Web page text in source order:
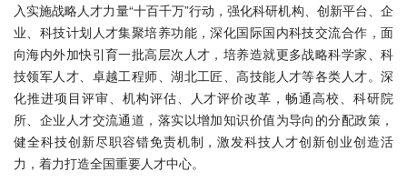
入实施战略人才力量“十百千万”行动，强化科研机构、创新平台、企
业、科技计划人才集聚培养功能，深化国际国内科技交流合作，面
向海内外加快引育一批高层次人才，培养造就更多战略科学家、科
技领军人才、卓越工程师、湖北工匠、高技能人才等各类人才。深
化推进项目评审、机构评估、人才评价改革，畅通高校、科研院
所、企业人才交流通道，落实以增加知识价值为导向的分配政策，
健全科技创新尽职容错免责机制，激发科技人才创新创业创造活
力，着力打造全国重要人才中心。